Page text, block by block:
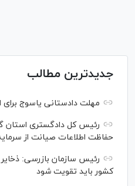
جدیدترین مطالب
مهلت دادستانی یاسوج
رئیس کل دادگستری استان
حفاظت اطلاعات صیانت از
رئیس سازمان بازرسی:
کشور باید تقویت شود